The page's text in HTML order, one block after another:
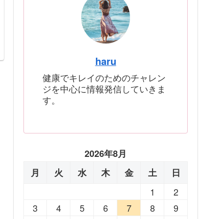
haru
健康でキレイのためのチャレン
ジを中心に情報発信していきま
す。
2026年8月
月
火 水 木 金 土
日
1
2
3
4 5 6 7 8
9